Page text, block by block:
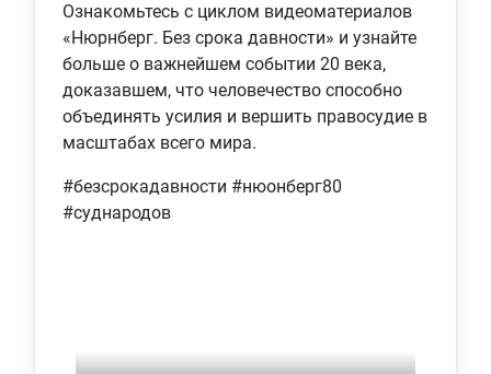
Ознакомьтесь с циклом видеоматериалов
«Нюрнберг. Без срока давности» и узнайте
больше о важнейшем событии 20 века,
доказавшем, что человечество способно
объединять усилия и вершить правосудие в
масштабах всего мира.
#безсрокадавности #нюонберг80
#суднародов